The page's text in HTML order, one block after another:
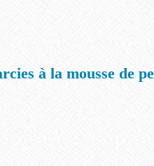
à la mousse de